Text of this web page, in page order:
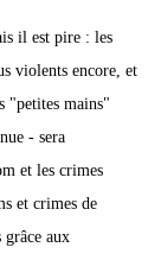
il est pire : les
violents encore, et
"petites mains"
- sera
et les crimes
et crimes de
grâce aux